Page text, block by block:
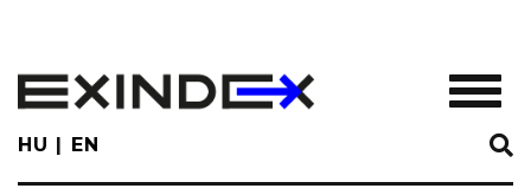
main
content
HU EN